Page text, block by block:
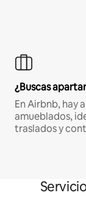
¿Buscas
En Airbnb, hay
amueblados,
traslados y